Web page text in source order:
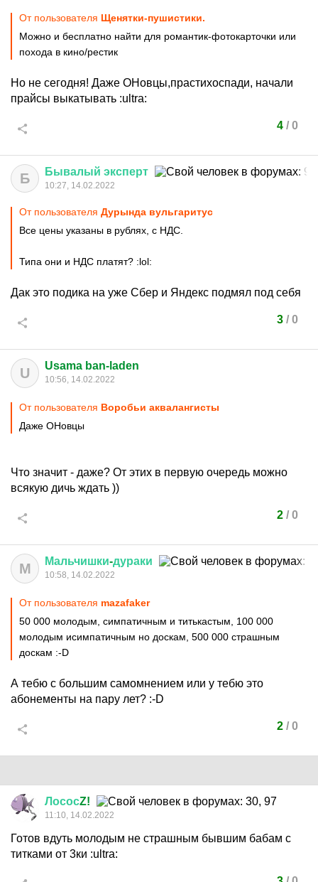
От пользователя Щенятки-пушистики.
Можно и бесплатно найти для романтик-фотокарточки или
похода в кино/рестик
Но не сегодня! Даже ОНовцы,прастихоспади, начали
прайсы выкатывать :ultra:
4/ 0
Б Бывалый эксперт
10:27, 14.02.2022
От пользователя Дурында вульгаритус
Все цены указаны в рублях, с НДС.
Типа они и НДС платят? :lol:
Дак это подика на уже Сбер и Яндекс подмял под себя
3/ 0
U Usama ban-laden
10:56, 14.02.2022
От пользователя Воробьи аквалангисты
Даже ОНовцы
Что значит - даже? От этих в первую очередь можно
всякую дичь ждать ))
2/ 0
М Мальчишки-дураки
10:58, 14.02.2022
От пользователя mazafaker
50 000 молодым, симпатичным и титькастым, 100 000
молодым исимпатичным но доскам, 500 000 страшным
доскам :-D
А тебю с большим самомнением или у тебю это
абонементы на пару лет? :-D
2/ 0
ЛососZ!
11:10, 14.02.2022
Готов вдуть молодым не страшным бывшим бабам с
титками от 3ки :ultra: